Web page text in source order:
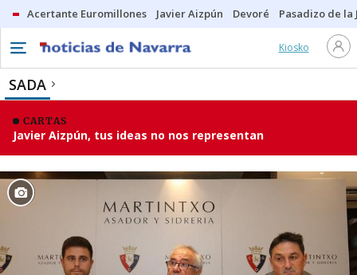
Acertante Euromillones Javier Aizpún Devoré Pasadizo de la
Kiosko
SADA
CARTAS
Javier Aizpún, tus ideas no nos representan